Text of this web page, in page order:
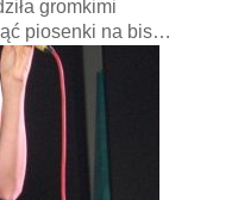
gromkimi
piosenki na bis…